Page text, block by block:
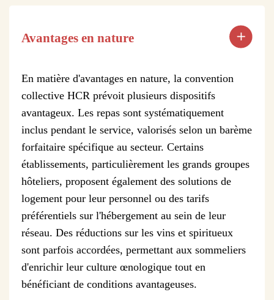
Avantages en nature
En matière d'avantages en nature, la convention
collective HCR prévoit plusieurs dispositifs
avantageux. Les repas sont systématiquement
inclus pendant le service, valorisés selon un barème
forfaitaire spécifique au secteur. Certains
établissements, particulièrement les grands groupes
hôteliers, proposent également des solutions de
logement pour leur personnel ou des tarifs
préférentiels sur l'hébergement au sein de leur
réseau. Des réductions sur les vins et spiritueux
sont parfois accordées, permettant aux sommeliers
d'enrichir leur culture œnologique tout en
bénéficiant de conditions avantageuses.